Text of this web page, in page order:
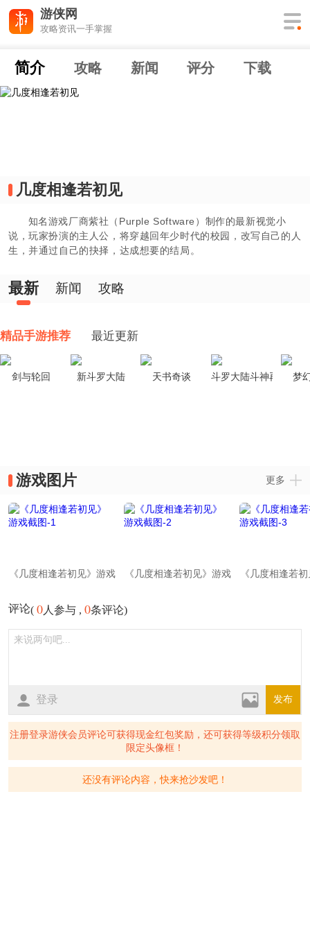
游侠网
攻略资讯一手掌握
简介 攻略 新闻 评分 下载
几度相逢若初见
知名游戏厂商紫社（Purple Software）制作的最新视觉小
说，玩家扮演的主人公，将穿越回年少时代的校园，改写自己的人
生，并通过自己的抉择，达成想要的结局。
最新 新闻 攻略
精品手游推荐 最近更新
剑与轮回 新斗罗大陆 天书奇谈 斗罗大陆斗神再临 梦
游戏图片 更多
《几度相逢若初见》游戏
《几度相逢若初见》游戏
《几度相逢若
评论( 0人参与 , 0条评论)
登录 发布
注册登录游侠会员评论可获得现金红包奖励，还可获得等级积分领取
限定头像框！
还没有评论内容，快来抢沙发吧！